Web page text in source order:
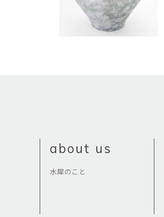
about us
水犀のこと